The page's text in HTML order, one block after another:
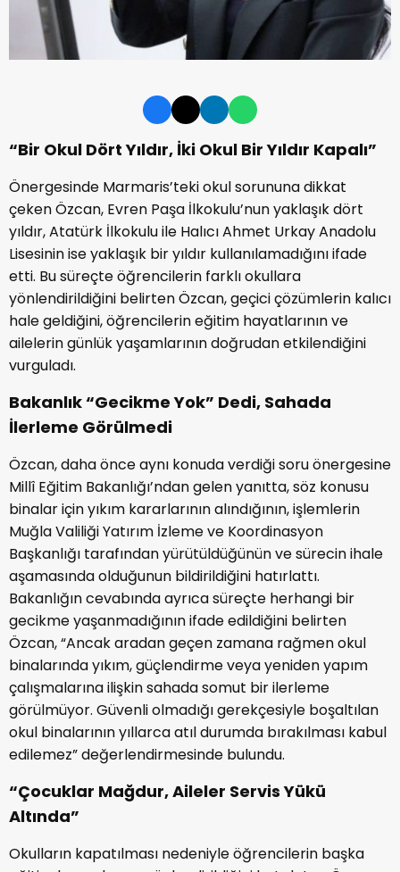
“Bir Okul Dört Yıldır, İki Okul Bir Yıldır Kapalı”
Önergesinde Marmaris’teki okul sorununa dikkat
çeken Özcan, Evren Paşa İlkokulu’nun yaklaşık dört
yıldır, Atatürk İlkokulu ile Halıcı Ahmet Urkay Anadolu
Lisesinin ise yaklaşık bir yıldır kullanılamadığını ifade
etti. Bu süreçte öğrencilerin farklı okullara
yönlendirildiğini belirten Özcan, geçici çözümlerin kalıcı
hale geldiğini, öğrencilerin eğitim hayatlarının ve
ailelerin günlük yaşamlarının doğrudan etkilendiğini
vurguladı.
Bakanlık “Gecikme Yok” Dedi, Sahada
İlerleme Görülmedi
Özcan, daha önce aynı konuda verdiği soru önergesine
Millî Eğitim Bakanlığı’ndan gelen yanıtta, söz konusu
binalar için yıkım kararlarının alındığının, işlemlerin
Muğla Valiliği Yatırım İzleme ve Koordinasyon
Başkanlığı tarafından yürütüldüğünün ve sürecin ihale
aşamasında olduğunun bildirildiğini hatırlattı.
Bakanlığın cevabında ayrıca süreçte herhangi bir
gecikme yaşanmadığının ifade edildiğini belirten
Özcan, “Ancak aradan geçen zamana rağmen okul
binalarında yıkım, güçlendirme veya yeniden yapım
çalışmalarına ilişkin sahada somut bir ilerleme
görülmüyor. Güvenli olmadığı gerekçesiyle boşaltılan
okul binalarının yıllarca atıl durumda bırakılması kabul
edilemez” değerlendirmesinde bulundu.
“Çocuklar Mağdur, Aileler Servis Yükü
Altında”
Okulların kapatılması nedeniyle öğrencilerin başka